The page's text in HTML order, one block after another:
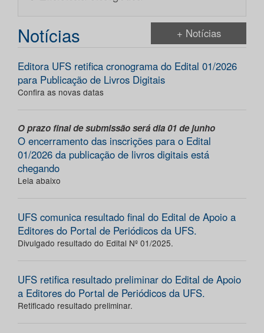
Notícias + Notícias
Editora UFS retifica cronograma do Edital 01/2026
para Publicação de Livros Digitais
Confira as novas datas
O prazo final de submissão será dia 01 de junho
O encerramento das inscrições para o Edital
01/2026 da publicação de livros digitais está
chegando
Leia abaixo
UFS comunica resultado final do Edital de Apoio a
Editores do Portal de Periódicos da UFS.
Divulgado resultado do Edital Nº 01/2025.
UFS retifica resultado preliminar do Edital de Apoio
a Editores do Portal de Periódicos da UFS.
Retificado resultado preliminar.